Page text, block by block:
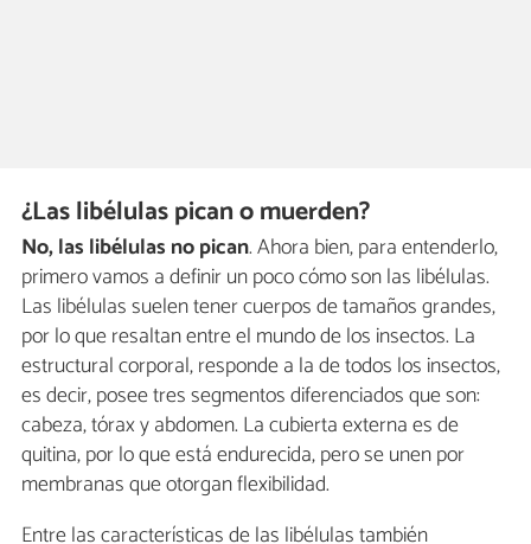
¿Las libélulas pican o muerden?
No, las libélulas no pican. Ahora bien, para entenderlo,
primero vamos a definir un poco cómo son las libélulas.
Las libélulas suelen tener cuerpos de tamaños grandes,
por lo que resaltan entre el mundo de los insectos. La
estructural corporal, responde a la de todos los insectos,
es decir, posee tres segmentos diferenciados que son:
cabeza, tórax y abdomen. La cubierta externa es de
quitina, por lo que está endurecida, pero se unen por
membranas que otorgan flexibilidad.
Entre las características de las libélulas también